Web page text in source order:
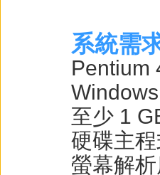
系統需
Pentium
至少 1
硬碟主
螢幕解